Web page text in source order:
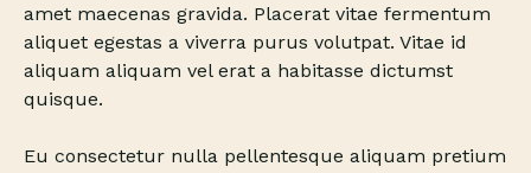
amet maecenas gravida. Placerat vitae fermentum
aliquet egestas a viverra purus volutpat. Vitae id
aliquam aliquam vel erat a habitasse dictumst
quisque.
Eu consectetur nulla pellentesque aliquam pretium